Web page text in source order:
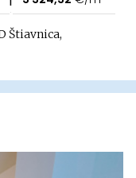
Štiavnica,